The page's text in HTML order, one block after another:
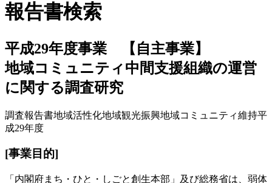
報告書検索
平成29年度事業 【自主事業】
地域コミュニティ中間支援組織の運営
に関する調査研究
調査報告書地域活性化地域観光振興地域コミュニティ維持平
成29年度
[事業目的]
「内閣府まち・ひと・しごと創生本部」及び総務省は、弱体